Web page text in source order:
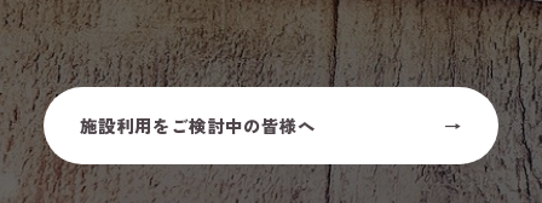
施設利用をご検討中の皆様へ